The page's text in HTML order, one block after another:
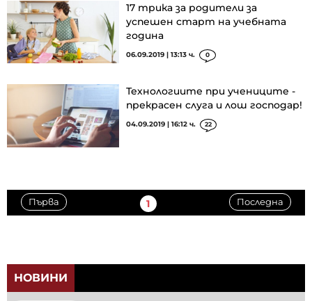
17 трика за родители за
успешен старт на учебната
година
06.09.2019 | 13:13 ч. 0
Технологиите при учениците -
прекрасен слуга и лош господар!
04.09.2019 | 16:12 ч. 22
Първа 1 Последна
НОВИНИ